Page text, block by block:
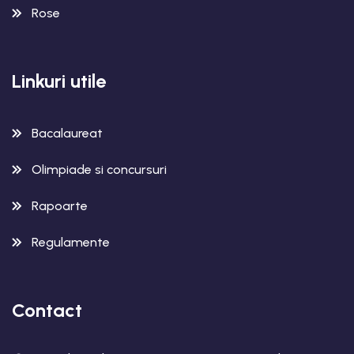
Rose
Linkuri utile
Bacalaureat
Olimpiade si concursuri
Rapoarte
Regulamente
Contact